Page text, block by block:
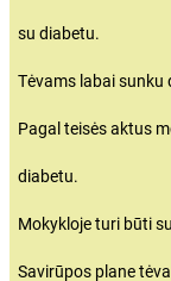
su diabetu.
Tėvams labai sunku
Pagal teisės aktus
diabetu.
Mokykloje turi būti
Savirūpos plane